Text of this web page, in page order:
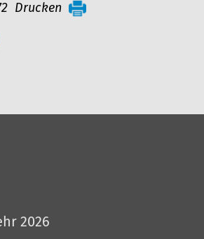
Drucken
2026